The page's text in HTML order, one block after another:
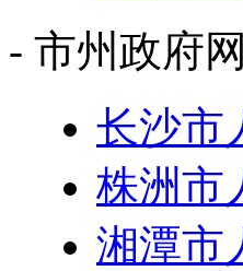
- 市州政府
长沙市
株洲市
湘潭市